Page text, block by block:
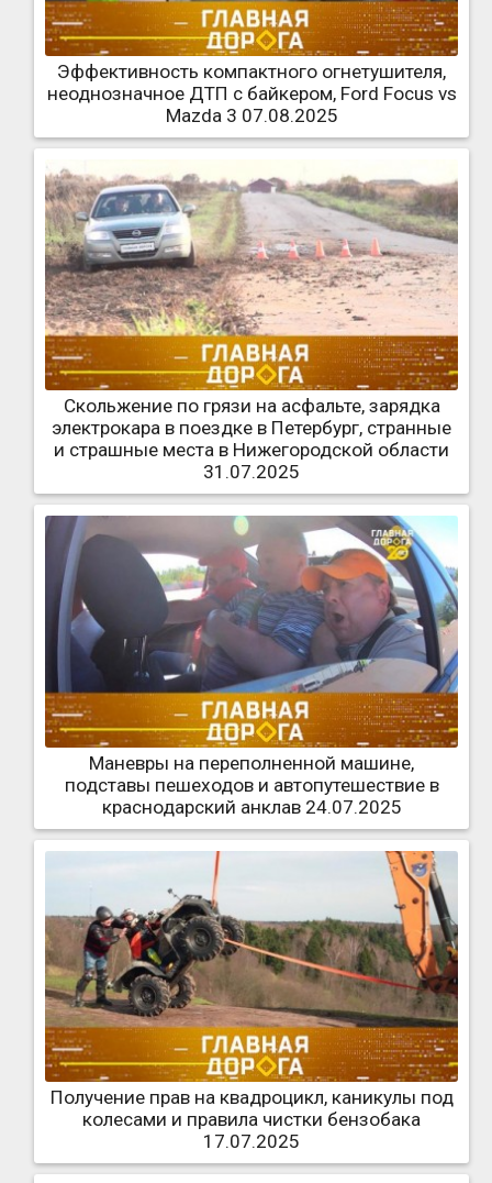
Эффективность компактного огнетушителя,
неоднозначное ДТП с байкером, Ford Focus vs
Mazda 3 07.08.2025
Скольжение по грязи на асфальте, зарядка
электрокара в поездке в Петербург, странные
и страшные места в Нижегородской области
31.07.2025
Маневры на переполненной машине,
подставы пешеходов и автопутешествие в
краснодарский анклав 24.07.2025
Получение прав на квадроцикл, каникулы под
колесами и правила чистки бензобака
17.07.2025